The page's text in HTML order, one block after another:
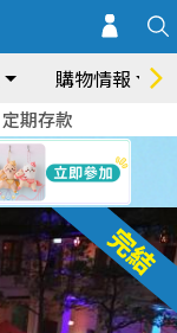
購物情報
定期存款